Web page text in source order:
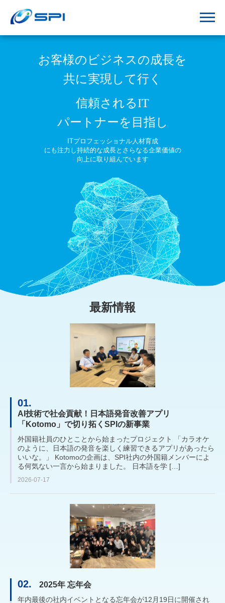
お客様のビジネスの成長を
共に実現して行く
信頼されるIT
パートナーを目指し
ITプロフェッショナル人材育成
にも注力し持続的な成長とさらなる企業価値の
向上に取り組んでいます
最新情報
01.
AI技術で社会貢献！日本語発音改善アプリ
「Kotomo」で切り拓くSPIの新事業
外国籍社員のひとことから始まったプロジェクト 「カラオケ
のように、日本語の発音を楽しく練習できるアプリがあったら
いいな。」 Kotomoの企画は、SPI社内の外国籍メンバーによ
る何気ない一言から始まりました。 日本語を学 […]
2026-07-17
02. 2025年 忘年会
年内最後の社内イベントとなる忘年会が12月19日に開催され